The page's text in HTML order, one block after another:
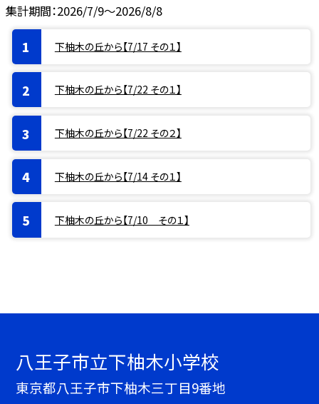
集計期間：2026/7/9～2026/8/8
下柚木の丘から【7/17 その１】
下柚木の丘から【7/22 その１】
下柚木の丘から【7/22 その２】
下柚木の丘から【7/14 その１】
下柚木の丘から【7/10 その１】
八王子市立下柚木小学校
東京都八王子市下柚木三丁目9番地